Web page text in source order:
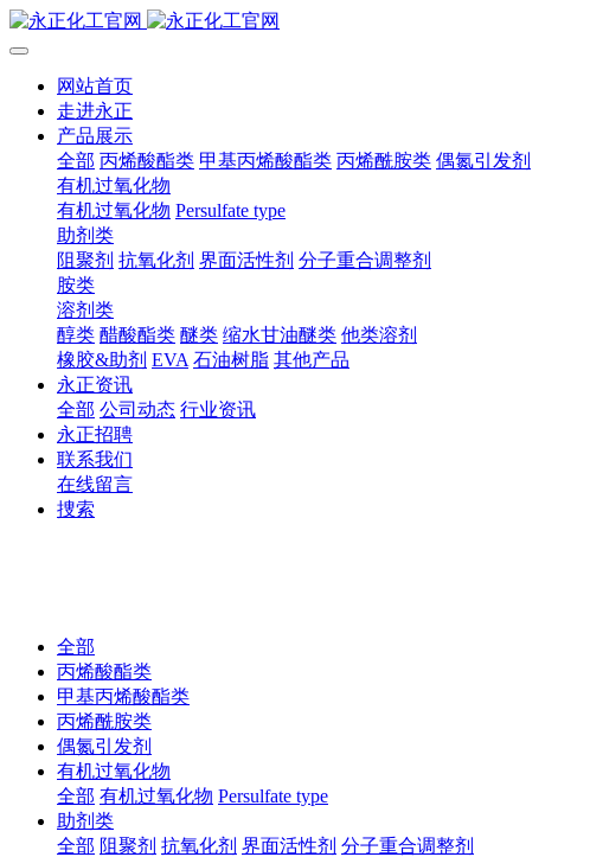
网站首页
走进永正
产品展示
全部 丙烯酸酯类 甲基丙烯酸酯类 丙烯酰胺类 偶氮引发剂
有机过氧化物
有机过氧化物 Persulfate type
助剂类
阻聚剂 抗氧化剂 界面活性剂 分子重合调整剂
胺类
溶剂类
醇类 醋酸酯类 醚类 缩水甘油醚类 他类溶剂
橡胶&助剂 EVA 石油树脂 其他产品
永正资讯
全部 公司动态 行业资讯
永正招聘
联系我们
在线留言
捜索
全部
丙烯酸酯类
甲基丙烯酸酯类
丙烯酰胺类
偶氮引发剂
有机过氧化物
全部 有机过氧化物 Persulfate type
助剂类
全部 阻聚剂 抗氧化剂 界面活性剂 分子重合调整剂